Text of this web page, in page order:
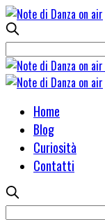
Home
Blog
Curiosità
Contatti